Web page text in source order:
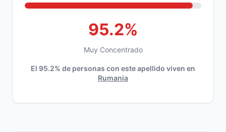
95.2%
Muy Concentrado
El 95.2% de personas con este apellido viven en
Rumania